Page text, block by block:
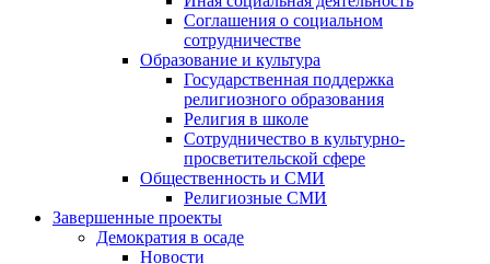
Соглашения о социальном
сотрудничестве
Образование и культура
Государственная поддержка
религиозного образования
Религия в школе
Сотрудничество в культурно-
просветительской сфере
Общественность и СМИ
Религиозные СМИ
Завершенные проекты
Демократия в осаде
Новости